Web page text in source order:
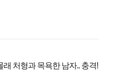
래 처형과 목욕한 남자.. 충격!